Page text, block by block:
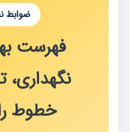
ضوابط
فهرست
نگهداری،
خطوط